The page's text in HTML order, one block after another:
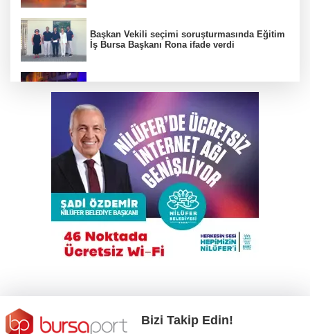
Başkan Vekili seçimi soruşturmasında Eğitim
İş Bursa Başkanı Rona ifade verdi
Karacabey Belediyespor’dan 5 imza birden
Bursa'da tarlalık alanı ateşe veren şüpheli
yakalandı
Eski CHP Yenişehir Gençlik Kolları Başkanı
Serhat Özpiro yaşamını yitirdi
Bizi Takip Edin!